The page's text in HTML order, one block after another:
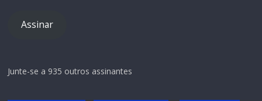
Assinar
Junte-se a 935 outros assinantes